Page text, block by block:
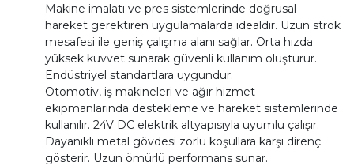
Makine imalatı ve pres sistemlerinde doğrusal
hareket gerektiren uygulamalarda idealdir. Uzun strok
mesafesi ile geniş çalışma alanı sağlar. Orta hızda
yüksek kuvvet sunarak güvenli kullanım oluşturur.
Endüstriyel standartlara uygundur.
Otomotiv, iş makineleri ve ağır hizmet
ekipmanlarında destekleme ve hareket sistemlerinde
kullanılır. 24V DC elektrik altyapısıyla uyumlu çalışır.
Dayanıklı metal gövdesi zorlu koşullara karşı direnç
gösterir. Uzun ömürlü performans sunar.